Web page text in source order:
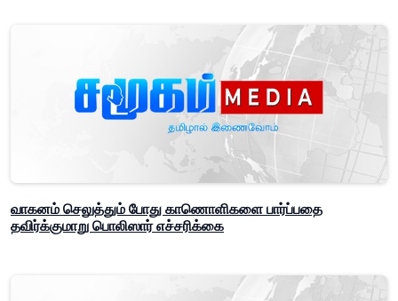
வாகனம் செலுத்தும் போது காணொளிகளை பார்ப்பதை
தவிர்க்குமாறு பொலிஸார் எச்சரிக்கை